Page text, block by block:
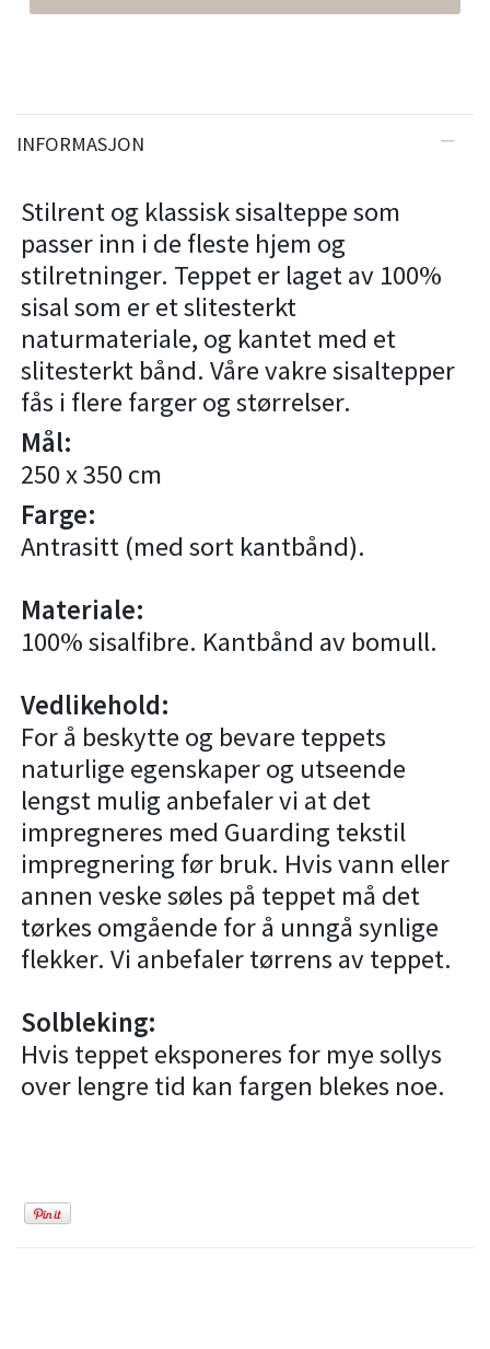
INFORMASJON
Stilrent og klassisk sisalteppe som
passer inn i de fleste hjem og
stilretninger. Teppet er laget av 100%
sisal som er et slitesterkt
naturmateriale, og kantet med et
slitesterkt bånd. Våre vakre sisaltepper
fås i flere farger og størrelser.
Mål:
250 x 350 cm
Farge:
Antrasitt (med sort kantbånd).
Materiale:
100% sisalfibre. Kantbånd av bomull.
Vedlikehold:
For å beskytte og bevare teppets
naturlige egenskaper og utseende
lengst mulig anbefaler vi at det
impregneres med Guarding tekstil
impregneringfør bruk. Hvis vann eller
annen veske søles på teppet må det
tørkes omgående for å unngå synlige
flekker. Vi anbefaler tørrens av teppet.
Solbleking:
Hvis teppet eksponeres for mye sollys
over lengre tid kan fargen blekes noe.